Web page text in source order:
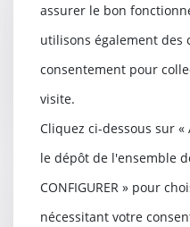
droit de la sécurité
travail. Le premier
protection sociale
notamment en cas
accident du travail
Le droit du travail
règles juridiques qui
assurer le bon
utilisons également des
consentement pour
visite.
Cliquez ci-dessous sur «
le dépôt de l'ensemble
CONFIGURER » pour
nécessitant votre